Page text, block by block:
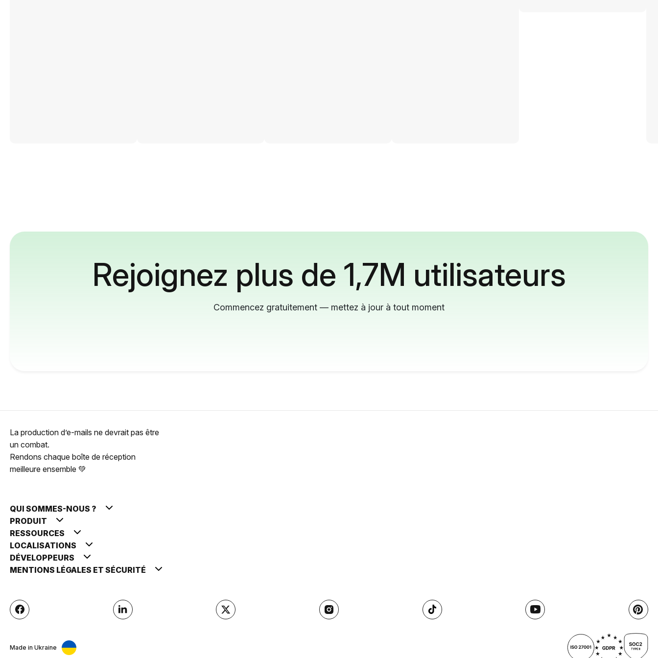
Rejoignez plus de 1,7M utilisateurs
Commencez gratuitement — mettez à jour à tout moment
La production d’e-mails ne devrait pas être
un combat.
Rendons chaque boîte de réception
meilleure ensemble 💚
QUI SOMMES-NOUS ?
PRODUIT
RESSOURCES
LOCALISATIONS
DÉVELOPPEURS
MENTIONS LÉGALES ET SÉCURITÉ
Made in Ukraine